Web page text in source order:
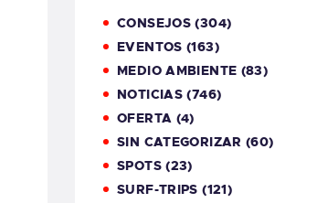
CONSEJOS (304)
EVENTOS (163)
MEDIO AMBIENTE (83)
NOTICIAS (746)
OFERTA (4)
SIN CATEGORIZAR (60)
SPOTS(23)
SURF-TRIPS (121)